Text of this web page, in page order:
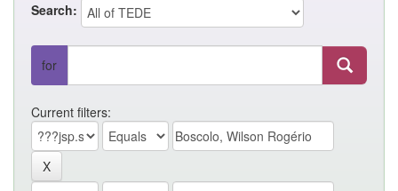
Search:
for
Current filters: